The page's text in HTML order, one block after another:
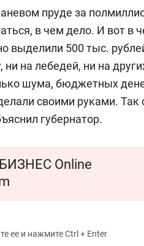
пруде за
в чем дело. И вот в
выделили 500 тыс.
ни на лебедей, ни на
шума, бюджетных
своими руками. Так
губернатор.
Online
ее и нажмите Ctrl + Enter